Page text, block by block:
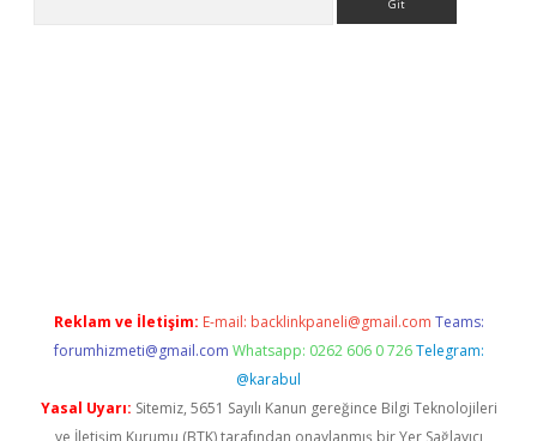
Reklam ve İletişim: E-mail: backlinkpaneli@gmail.com Teams:
forumhizmeti@gmail.com Whatsapp: 0262 606 0 726 Telegram:
@karabul
Yasal Uyarı: Sitemiz, 5651 Sayılı Kanun gereğince Bilgi Teknolojileri
ve İletişim Kurumu (BTK) tarafından onaylanmış bir Yer Sağlayıcı